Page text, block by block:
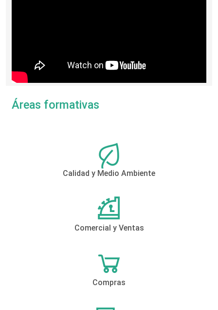
Áreas formativas
Calidad y Medio Ambiente
Comercial y Ventas
Compras